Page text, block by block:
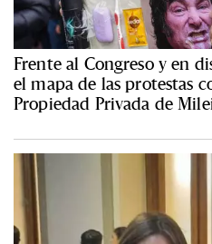
Frente al Congreso y en
el mapa de las protestas
Propiedad Privada de